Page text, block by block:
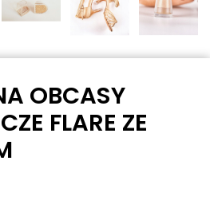
OBCASY
FLARE ZE